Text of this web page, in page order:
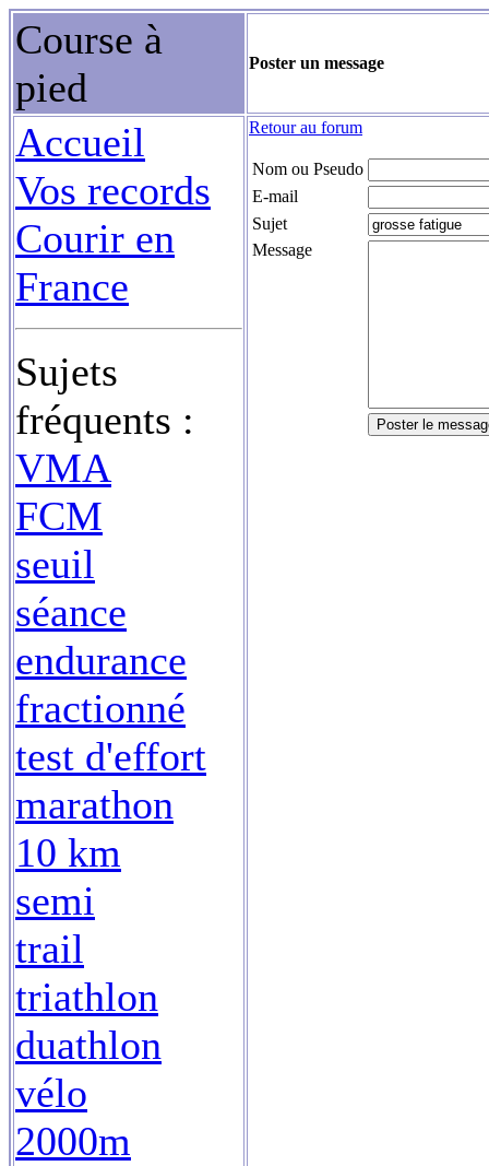
Course à
pied
Poster un message
Accueil
Vos records
Courir en
France
Sujets
fréquents :
VMA
FCM
seuil
séance
endurance
fractionné
test d'effort
marathon
10 km
semi
trail
triathlon
duathlon
vélo
2000m
Retour au forum
Nom ou Pseudo
E-mail
Sujet
Message